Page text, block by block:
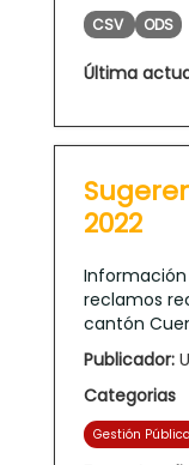
CSV ODS
Última
2022
reclamos
cantón
Publicador:
Categorias
Gestión Pública